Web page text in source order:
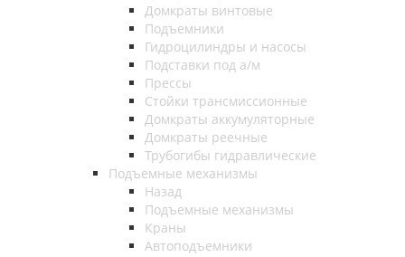
Домкраты винтовые
Подъемники
Гидроцилиндры и насосы
Подставки под а/м
Прессы
Стойки трансмиссионные
Домкраты аккумуляторные
Домкраты реечные
Трубогибы гидравлические
Подъемные механизмы
Назад
Подъемные механизмы
Краны
Автоподъемники